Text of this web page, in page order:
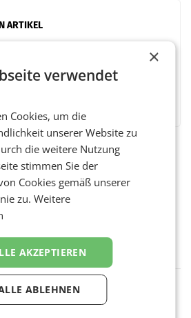
ARTIKEL
& MEDIA
U-Ausschuss - Presserat
sensible Berichterstattung
im U-Ausschuss zu den
rund um das Ableben des Ex-
im Justizministerium, Christian
auf sensible
& MEDIA
Lederer wehrt sich in
×
verwendet
Cookies, um die
unserer Website zu
die weitere Nutzung
stimmen Sie der
Cookies gemäß unserer
zu.Weitere
AKZEPTIEREN
ABLEHNEN